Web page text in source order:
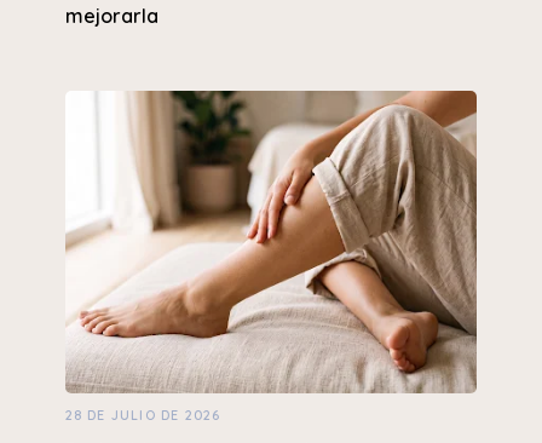
mejorarla
28 DE JULIO DE 2026